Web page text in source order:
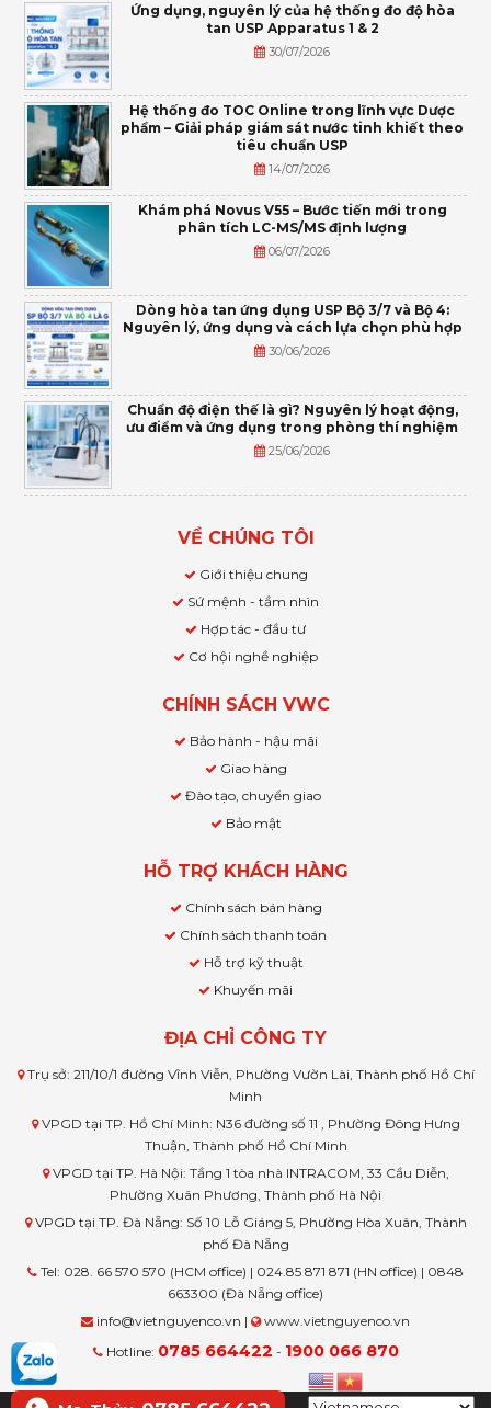
Ứng dụng, nguyên lý của hệ thống đo độ hòa
tan USP Apparatus 1 & 2
30/07/2026
Hệ thống đo TOC Online trong lĩnh vực Dược
phẩm – Giải pháp giám sát nước tinh khiết theo
tiêu chuẩn USP
14/07/2026
Khám phá Novus V55 – Bước tiến mới trong
phân tích LC-MS/MS định lượng
06/07/2026
Dòng hòa tan ứng dụng USP Bộ 3/7 và Bộ 4:
Nguyên lý, ứng dụng và cách lựa chọn phù hợp
30/06/2026
Chuẩn độ điện thế là gì? Nguyên lý hoạt động,
ưu điểm và ứng dụng trong phòng thí nghiệm
25/06/2026
VỀ CHÚNG TÔI
Giới thiệu chung
Sứ mệnh - tầm nhìn
Hợp tác - đầu tư
Cơ hội nghề nghiệp
CHÍNH SÁCH VWC
Bảo hành - hậu mãi
Giao hàng
Đào tạo, chuyển giao
Bảo mật
HỖ TRỢ KHÁCH HÀNG
Chính sách bán hàng
Chính sách thanh toán
Hỗ trợ kỹ thuật
Khuyến mãi
ĐỊA CHỈ CÔNG TY
Trụ sở: 211/10/1 đường Vĩnh Viễn, Phường Vườn Lài, Thành phố Hồ Chí
Minh
VPGD tại TP. Hồ Chí Minh: N36 đường số 11 , Phường Đông Hưng
Thuận, Thành phố Hồ Chí Minh
VPGD tại TP. Hà Nội: Tầng 1 tòa nhà INTRACOM, 33 Cầu Diễn,
Phường Xuân Phương, Thành phố Hà Nội
VPGD tại TP. Đà Nẵng: Số 10 Lỗ Giáng 5, Phường Hòa Xuân, Thành
phố Đà Nẵng
Tel: 028. 66 570 570 (HCM office) | 024.85 871 871 (HN office) | 0848
663300 (Đà Nẵng office)
info@vietnguyenco.vn |
www.vietnguyenco.vn
Hotline: 0785 664422 - 1900 066 870